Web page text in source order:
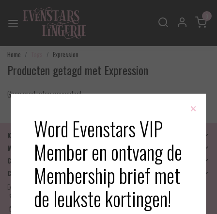
Home Expression
Producten getagd met Expression
Geen producten gevonden!
Klantenservice
Mijn account
Categorieën
Contactgegevens
Evenstars Lingerie
06-25536043
info@evenstarslingerie.com
×
Word Evenstars VIP
Member en ontvang de
Membership brief met
de leukste kortingen!